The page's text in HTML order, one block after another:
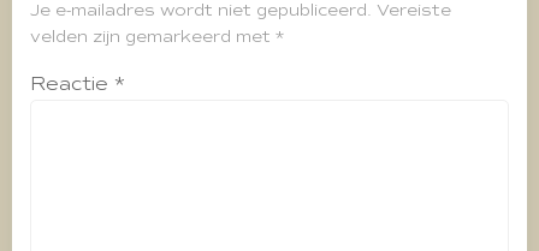
Je e-mailadres wordt niet gepubliceerd. Vereiste
velden zijn gemarkeerd met *
Reactie *